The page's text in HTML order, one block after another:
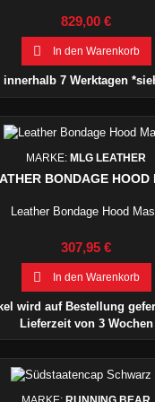
Preis
829,00 €
 In den Warenkorb
innerhalb 7 Werktagen
MARKE: MLG LEATHER
BONDAGE HOOD
Leather Bondage Hood
Preis
307,95 €
 In den Warenkorb
wird auf Bestellung
Lieferzeit von 3 Wochen